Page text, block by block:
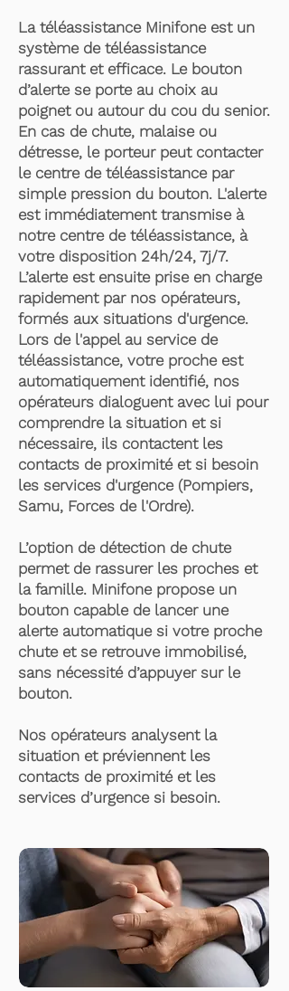
La téléassistance Minifone est un
système de téléassistance
rassurant et efficace. Le bouton
d’alerte se porte au choix au
poignet ou autour du cou du senior.
En cas de chute, malaise ou
détresse, le porteur peut contacter
le centre de téléassistance par
simple pression du bouton. L'alerte
est immédiatement transmise à
notre centre de téléassistance, à
votre disposition 24h/24, 7j/7.
L’alerte est ensuite prise en charge
rapidement par nos opérateurs,
formés aux situations d'urgence.
Lors de l'appel au service de
téléassistance, votre proche est
automatiquement identifié, nos
opérateurs dialoguent avec lui pour
comprendre la situation et si
nécessaire, ils contactent les
contacts de proximité et si besoin
les services d'urgence (Pompiers,
Samu, Forces de l'Ordre).
L’option de détection de chute
permet de rassurer les proches et
la famille. Minifone propose un
bouton capable de lancer une
alerte automatique si votre proche
chute et se retrouve immobilisé,
sans nécessité d’appuyer sur le
bouton.
Nos opérateurs analysent la
situation et préviennent les
contacts de proximité et les
services d’urgence si besoin.